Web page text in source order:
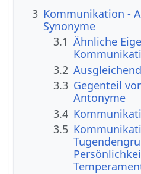
3 Kommunikation -
Synonyme
3.1 Ähnliche
3.2
3.3 Gegenteil
Antonyme
3.4
3.5